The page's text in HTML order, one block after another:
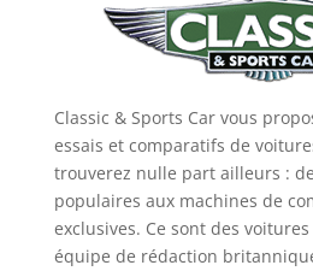
Classic & Sports Car vous
essais et comparatifs de
trouverez nulle part ailleurs :
populaires aux machines de
exclusives. Ce sont des
équipe de rédaction